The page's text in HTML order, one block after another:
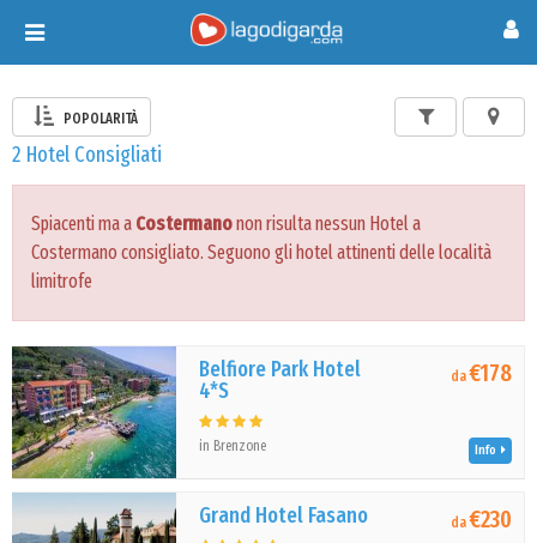
Toggle
navigation
POPOLARITÀ
2 Hotel Consigliati
Spiacenti ma a Costermanonon risulta nessun Hotel a
Costermano consigliato. Seguono gli hotel attinenti delle località
limitrofe
Belfiore Park Hotel
4*S
in Brenzone
da€178
Info
Grand Hotel Fasano da€230